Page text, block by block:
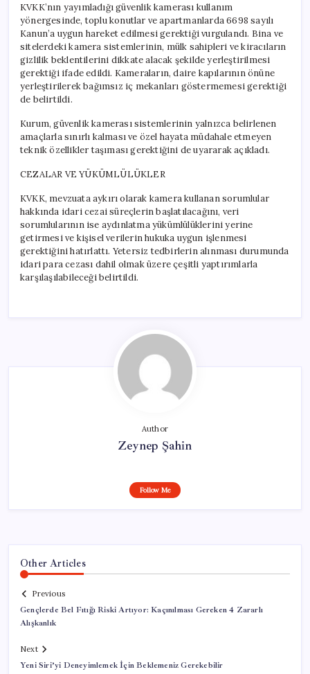
KVKK’nın yayımladığı güvenlik kamerası kullanım
yönergesinde, toplu konutlar ve apartmanlarda 6698 sayılı
Kanun’a uygun hareket edilmesi gerektiği vurgulandı. Bina ve
sitelerdeki kamera sistemlerinin, mülk sahipleri ve kiracıların
gizlilik beklentilerini dikkate alacak şekilde yerleştirilmesi
gerektiği ifade edildi. Kameraların, daire kapılarının önüne
yerleştirilerek bağımsız iç mekanları göstermemesi gerektiği
de belirtildi.
Kurum, güvenlik kamerası sistemlerinin yalnızca belirlenen
amaçlarla sınırlı kalması ve özel hayata müdahale etmeyen
teknik özellikler taşıması gerektiğini de uyararak açıkladı.
CEZALAR VE YÜKÜMLÜLÜKLER
KVKK, mevzuata aykırı olarak kamera kullanan sorumlular
hakkında idari cezai süreçlerin başlatılacağını, veri
sorumlularının ise aydınlatma yükümlülüklerini yerine
getirmesi ve kişisel verilerin hukuka uygun işlenmesi
gerektiğini hatırlattı. Yetersiz tedbirlerin alınması durumunda
idari para cezası dahil olmak üzere çeşitli yaptırımlarla
karşılaşılabileceği belirtildi.
Author
Zeynep Şahin
Follow Me
Other Articles
Previous
Gençlerde Bel Fıtığı Riski Artıyor: Kaçınılması Gereken 4 Zararlı
Alışkanlık
Next
Yeni Siri’yi Deneyimlemek İçin Beklemeniz Gerekebilir